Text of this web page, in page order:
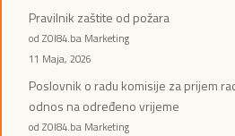
Pravilnik zaštite od požara
od ZOI84.ba Marketing
11 Maja, 2026
Poslovnik o radu komisije za prijem
odnos na određeno vrijeme
od ZOI84.ba Marketing